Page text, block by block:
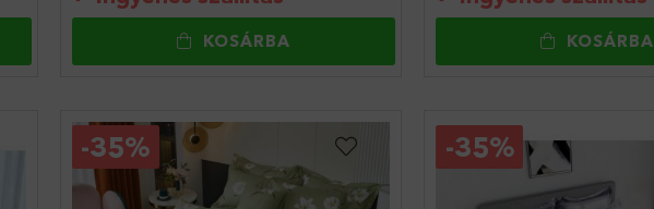
KOSÁRBA KOSÁRBA
-35% -35%